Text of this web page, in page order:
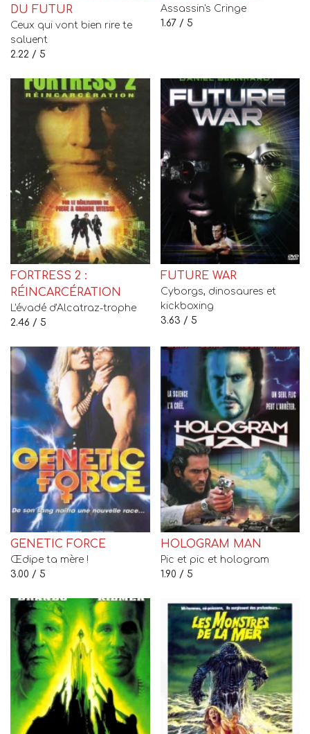
DU FUTUR
Ceux qui vont bien rire te
saluent
2.22 / 5
Assassin's Cringe
1.67 / 5
FORTRESS 2 :
RÉINCARCÉRATION
L'évadé d'Alcatraz-trophe
2.46 / 5
FUTURE WAR
Cyborgs, dinosaures et
kickboxing
3.63 / 5
GENETIC FORCE
Œdipe ta mère !
3.00 / 5
HOLOGRAM MAN
Pic et pic et hologram
1.90 / 5